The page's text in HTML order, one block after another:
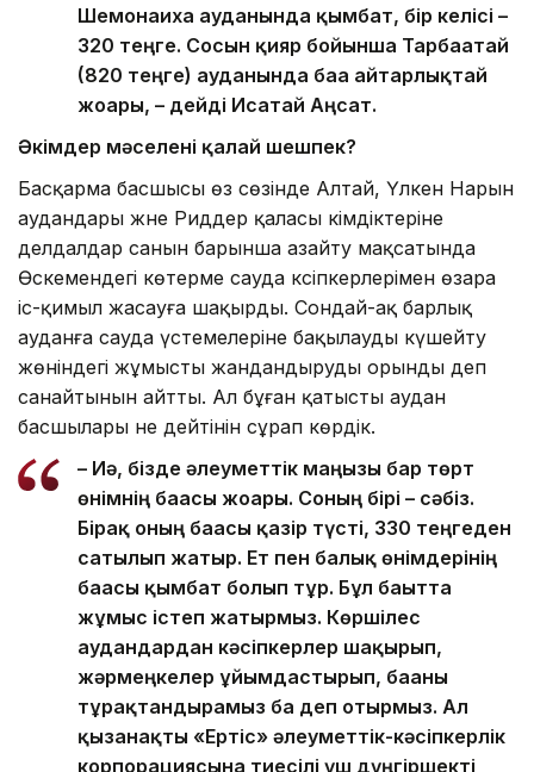
Шемонаиха ауданында қымбат, бір келісі –
320 теңге. Сосын қияр бойынша Тарбағатай
(820 теңге) ауданында баға айтарлықтай
жоғары, – дейді Исатай Аңсат.
Әкімдер мәселені қалай шешпек?
Басқарма басшысы өз сөзінде Алтай, Үлкен Нарын
аудандары және Риддер қаласы әкімдіктеріне
делдалдар санын барынша азайту мақсатында
Өскемендегі көтерме сауда кәсіпкерлерімен өзара
іс-қимыл жасауға шақырды. Сондай-ақ барлық
ауданға сауда үстемелеріне бақылауды күшейту
жөніндегі жұмысты жандандыруды орынды деп
санайтынын айтты. Ал бұған қатысты аудан
басшылары не дейтінін сұрап көрдік.
– Иә, бізде әлеуметтік маңызы бар төрт
өнімнің бағасы жоғары. Соның бірі – сәбіз.
Бірақ оның бағасы қазір түсті, 330 теңгеден
сатылып жатыр. Ет пен балық өнімдерінің
бағасы қымбат болып тұр. Бұл бағытта
жұмыс істеп жатырмыз. Көршілес
аудандардан кәсіпкерлер шақырып,
жәрмеңкелер ұйымдастырып, бағаны
тұрақтандырамыз ба деп отырмыз. Ал
қызанақты «Ертіс» әлеуметтік-кәсіпкерлік
корпорациясына тиесілі үш дүңгіршекті